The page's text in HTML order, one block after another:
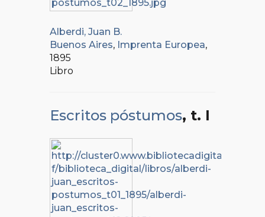
Alberdi, Juan B.
Buenos Aires, Imprenta Europea,
1895
Libro
Escritos póstumos, t. I